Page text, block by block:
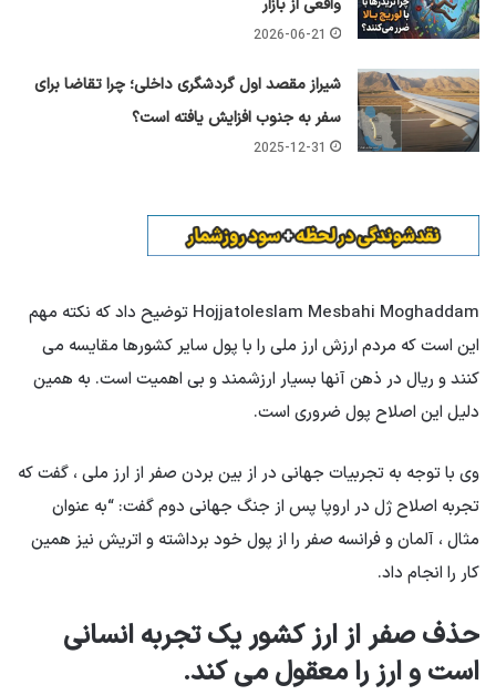
واقعی از بازار
2026-06-21
شیراز مقصد اول گردشگری داخلی؛ چرا تقاضا برای
سفر به جنوب افزایش یافته است؟
2025-12-31
Hojjatoleslam Mesbahi Moghaddam توضیح داد که نکته مهم
این است که مردم ارزش ارز ملی را با پول سایر کشورها مقایسه می
کنند و ریال در ذهن آنها بسیار ارزشمند و بی اهمیت است. به همین
دلیل این اصلاح پول ضروری است.
وی با توجه به تجربیات جهانی در از بین بردن صفر از ارز ملی ، گفت که
تجربه اصلاح ژل در اروپا پس از جنگ جهانی دوم گفت: “به عنوان
مثال ، آلمان و فرانسه صفر را از پول خود برداشته و اتریش نیز همین
کار را انجام داد.
حذف صفر از ارز کشور یک تجربه انسانی
است و ارز را معقول می کند.